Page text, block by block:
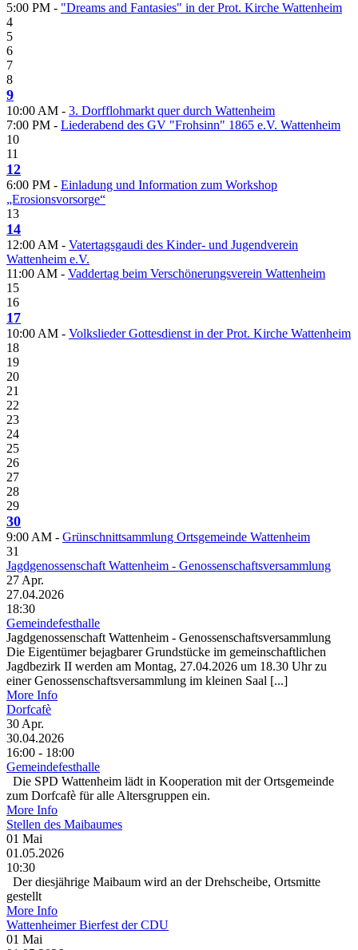
5:00 PM - "Dreams and Fantasies" in der Prot. Kirche Wattenheim
4
5
6
7
8
9
10:00 AM - 3. Dorfflohmarkt quer durch Wattenheim
7:00 PM - Liederabend des GV "Frohsinn" 1865 e.V. Wattenheim
10
11
12
6:00 PM - Einladung und Information zum Workshop
„Erosionsvorsorge“
13
14
12:00 AM - Vatertagsgaudi des Kinder- und Jugendverein
Wattenheim e.V.
11:00 AM - Vaddertag beim Verschönerungsverein Wattenheim
15
16
17
10:00 AM - Volkslieder Gottesdienst in der Prot. Kirche Wattenheim
18
19
20
21
22
23
24
25
26
27
28
29
30
9:00 AM - Grünschnittsammlung Ortsgemeinde Wattenheim
31
Jagdgenossenschaft Wattenheim - Genossenschaftsversammlung
27 Apr.
27.04.2026
18:30
Gemeindefesthalle
Jagdgenossenschaft Wattenheim - Genossenschaftsversammlung
Die Eigentümer bejagbarer Grundstücke im gemeinschaftlichen
Jagdbezirk II werden am Montag, 27.04.2026 um 18.30 Uhr zu
einer Genossenschaftsversammlung im kleinen Saal [...]
More Info
Dorfcafè
30 Apr.
30.04.2026
16:00 - 18:00
Gemeindefesthalle
Die SPD Wattenheim lädt in Kooperation mit der Ortsgemeinde
zum Dorfcafè für alle Altersgruppen ein.
More Info
Stellen des Maibaumes
01 Mai
01.05.2026
10:30
Der diesjährige Maibaum wird an der Drehscheibe, Ortsmitte
gestellt
More Info
Wattenheimer Bierfest der CDU
01 Mai